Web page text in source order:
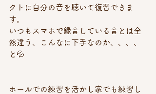
クトに自分の音を聴いて復習できま
す。
いつもスマホで録音している音とは全
然違う、こんなに下手なのか、、、、
と💦
ホールでの練習を活かし家でも練習し